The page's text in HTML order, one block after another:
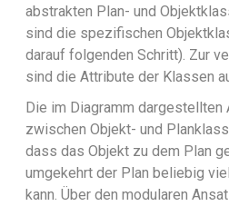
abstrakten Plan- und
sind die spezifischen
darauf folgenden Schritt). Zur
sind die Attribute der Klassen
Die im Diagramm dargestellten
zwischen Objekt- und
dass das Objekt zu dem Plan
umgekehrt der Plan beliebig
kann. Über den modularen